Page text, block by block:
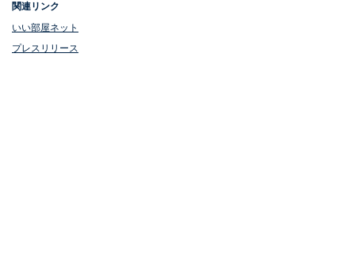
関連リンク
いい部屋ネット
プレスリリース